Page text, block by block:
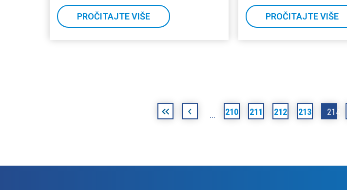
PROČITAJTE VIŠE PROČITAJTE VIŠE
«
‹
… 210 211 212 213 214